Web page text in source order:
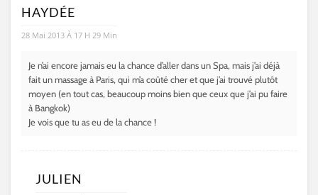
HAYDÉE
28 Mai 2013 À 17 H 29 Min
Je n’ai encore jamais eu la chance d’aller dans un Spa, mais j’ai déjà
fait un massage à Paris, qui m’a coûté cher et que j’ai trouvé plutôt
moyen (en tout cas, beaucoup moins bien que ceux que j’ai pu faire
à Bangkok)
Je vois que tu as eu de la chance !
JULIEN